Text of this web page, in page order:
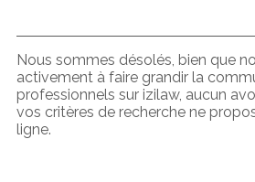
Nous sommes désolés, bien que
activement à faire grandir la
professionnels sur izilaw, aucun
vos critères de recherche ne
ligne.